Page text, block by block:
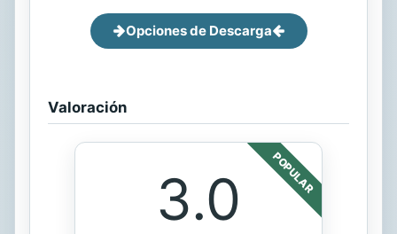
Opciones de Descarga
Valoración
POPULAR
3.0